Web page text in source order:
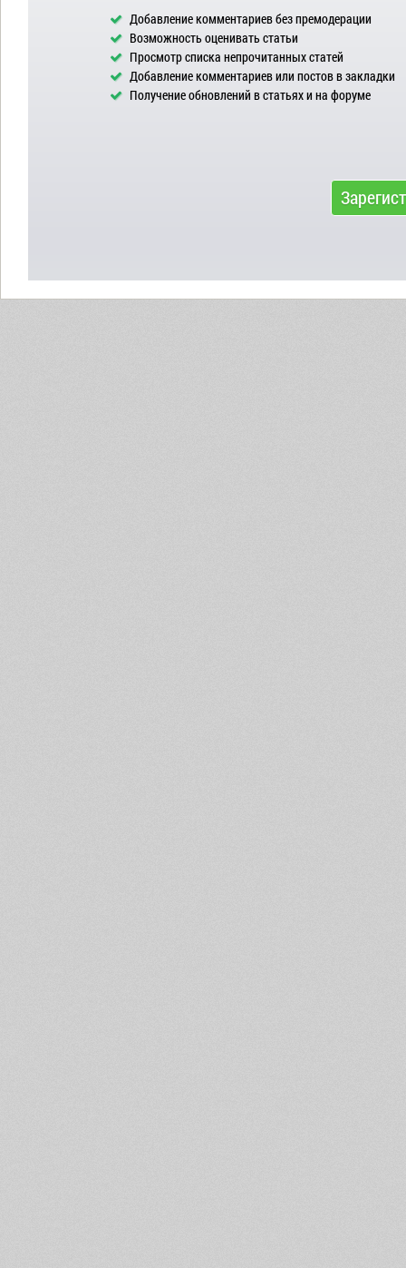
Добавление комментариев без премодерации
Возможность оценивать статьи
Просмотр списка непрочитанных статей
Добавление комментариев или постов в закладки
Получение обновлений в статьях и на форуме